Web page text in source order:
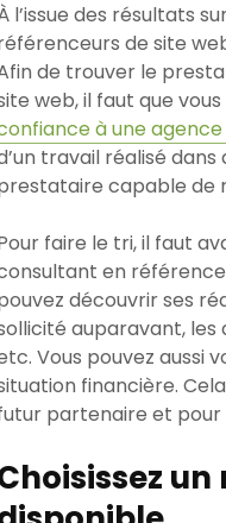
l’issue des résultats
de site
de trouver le
web, il faut que
à une agence
travail réalisé
capable de
faire le tri, il faut
en
découvrir ses
auparavant, les
Vous pouvez aussi
financière.
partenaire et pour